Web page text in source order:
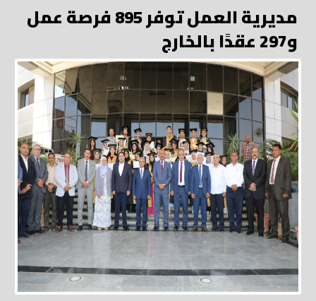
مديرية العمل توفر 895 فرصة عمل
و297 عقدًا بالخارج